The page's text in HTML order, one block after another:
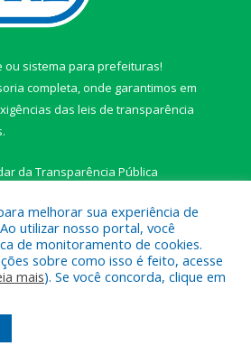
ou sistema para prefeituras!
completa, onde garantimos em
das leis de transparência
da Transparência Pública
a Câmara Municipal de Ipixuna do
Pará.
Área Administrativa
melhorar sua experiência de
utilizar nosso portal, você
de monitoramento de cookies.
sobre como isso é feito, acesse
mais). Se você concorda, clique em